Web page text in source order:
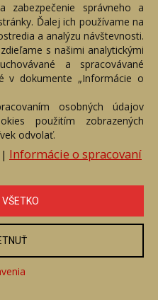
život
3180
600 €
zabezpečenie správneho a
Ďalej ich používame na
a analýzu návštevnosti.
s našimi analytickými
a spracovávané
v dokumente „Informácie o
osobných údajov
použitím zobrazených
odvolať.
Informácie o spracovaní